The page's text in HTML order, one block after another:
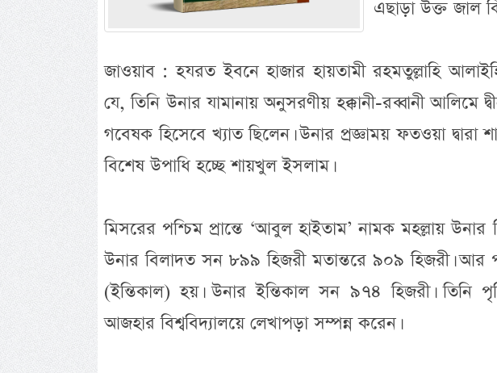
এছাড়া উক্ত জাল
জাওয়াব : হযরত ইবনে হাজার হায়তামী রহমতুল্লাহি
যে, তিনি উনার যামানায় অনুসরণীয় হক্কানী-রব্বানী আলিমে
গবেষক হিসেবে খ্যাত ছিলেন। উনার প্রজ্ঞাময় ফতওয়া দ্বারা
বিশেষ উপাধি হচ্ছে শায়খুল ইসলাম।
মিসরের পশ্চিম প্রান্তে ‘আবুল হাইতাম’ নামক মহল্লায়
উনার বিলাদত সন ৮৯৯ হিজরী মতান্তরে ৯০৯ হিজরী। আর
(ইন্তিকাল) হয়। উনার ইন্তিকাল সন ৯৭৪ হিজরী। তিনি
আজহার বিশ্ববিদ্যালয়ে লেখাপড়া সম্পন্ন করেন।